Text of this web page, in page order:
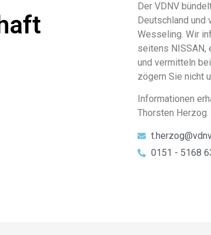
Der VDNV
Deutschland und
Wesseling. Wir
seitens NISSAN,
und vermitteln
zögern Sie nicht
Informationen
Thorsten Herzog.
0151 - 5168